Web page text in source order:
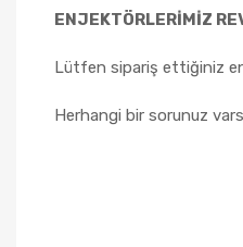
ENJEKTÖRLERİMİZ
Lütfen sipariş ettiğiniz
Herhangi bir sorunuz